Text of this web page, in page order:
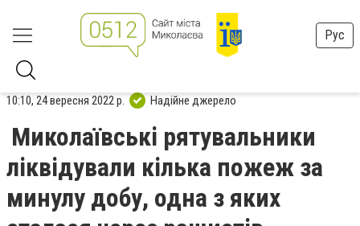
Рус
10:10, 24 вересня 2022 р. Надійне джерело
Миколаївські рятувальники
ліквідували кілька пожеж за
минулу добу, одна з яких